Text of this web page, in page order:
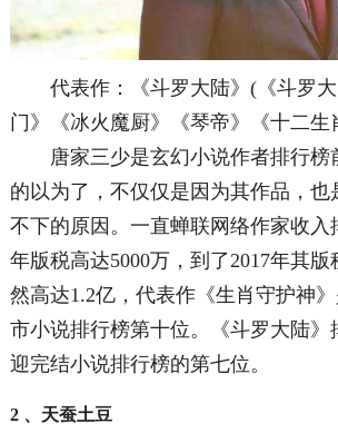
代表作：《斗罗大陆》(《斗罗大
门》《冰火魔厨》《琴帝》《十二生
唐家三少是玄幻小说作者排行榜
的以为了，不仅仅是因为其作品，也
不下的原因。一直蝉联网络作家收入
年版税高达5000万，到了2017年其
然高达1.2亿，代表作《生肖守护神
市小说排行榜第十位。《斗罗大陆》
迎完结小说排行榜的第七位。
2 、天蚕土豆